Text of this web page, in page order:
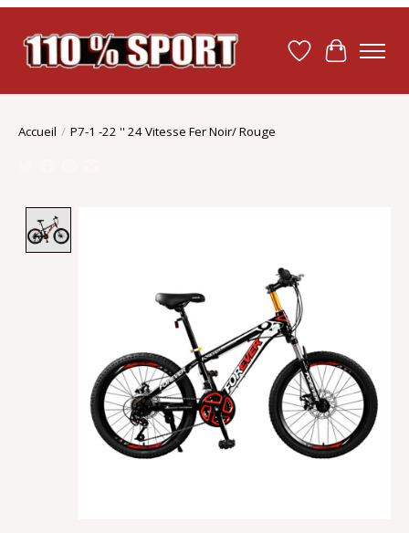
Liste dePanier
Accueil / P7-1 -22 '' 24 Vitesse Fer Noir/ Rouge